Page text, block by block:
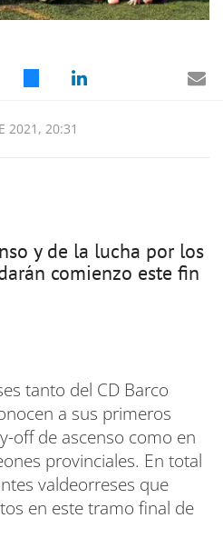
2021, 20:31
y de la lucha por los
comienzo este fin
tanto del CD Barco
a sus primeros
off de ascenso como en
provinciales. En total
valdeorreses que
en este tramo final de